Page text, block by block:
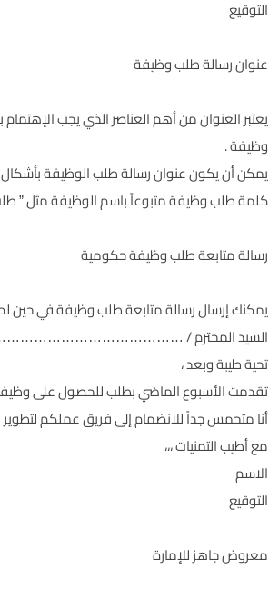
التوقيع
عنوان رسالة طلب وظيفة
يعتبر العنوان من أهم العناصر الذي يجب
وظيفة .
يمكن أن يكون عنوان رسالة طلب الوظيفة
كلمة طلب وظيفة متبوعاً باسم الوظيفة مثل ”
رسالة متابعة طلب وظيفة حكومية
يمكنك إرسال رسالة متابعة طلب وظيفة في حين
السيد المحترم /
تحية طيبة وبعد ،
تقدمت الأسبوع الماضي بطلب للحصول على
أنا متحمس جداً للانضمام إلى فريق عملكم
مع أطيب التمنيات ،،،
الاسم
التوقيع
معروض جاهز للإمارة